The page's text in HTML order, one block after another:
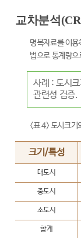
교차분석
명목자료를 이
법으로 통계량
사례 : 도시
관련성 검증.
<표 4> 도시크기
크기/특성
대도시
중도시
소도시
합계